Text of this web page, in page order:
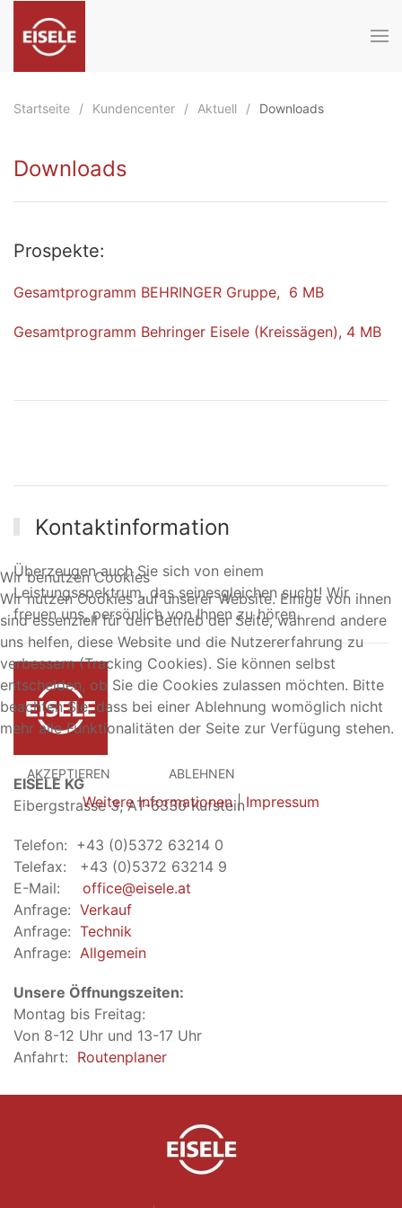
Zum Hauptinhalt springen
Startseite Kundencenter Aktuell Downloads
Downloads
Prospekte:
Gesamtprogramm BEHRINGER Gruppe, 6 MB
Gesamtprogramm Behringer Eisele (Kreissägen), 4 MB
Kontaktinformation
Überzeugen auch Sie sich von einem
Leistungsspektrum, das seinesgleichen sucht! Wir
freuen uns, persönlich von Ihnen zu hören.
EISELE KG
Eibergstrasse 3, AT-6330 Kufstein
Telefon: +43 (0)5372 63214 0
Telefax: +43 (0)5372 63214 9
E-Mail: office@eisele.at
Anfrage: Verkauf
Anfrage: Technik
Anfrage: Allgemein
Unsere Öffnungszeiten:
Montag bis Freitag:
Von 8-12 Uhr und 13-17 Uhr
Anfahrt: Routenplaner
Wir benutzen Cookies
Wir nutzen Cookies auf unserer Website. Einige von ihnen
sind essenziell für den Betrieb der Seite, während andere
uns helfen, diese Website und die Nutzererfahrung zu
verbessern (Tracking Cookies). Sie können selbst
entscheiden, ob Sie die Cookies zulassen möchten. Bitte
beachten Sie, dass bei einer Ablehnung womöglich nicht
mehr alle Funktionalitäten der Seite zur Verfügung stehen.
AKZEPTIEREN ABLEHNEN
Weitere Informationen|Impressum